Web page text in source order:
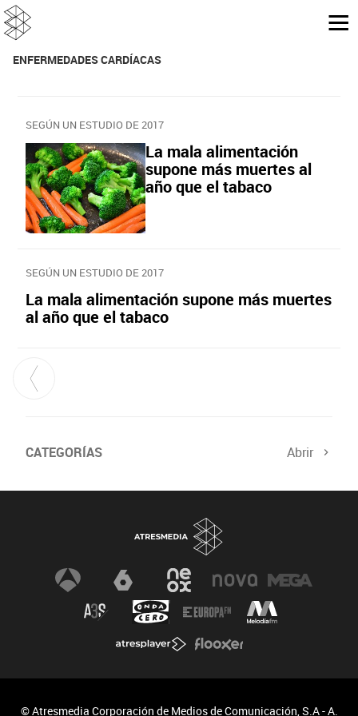
ENFERMEDADES CARDÍACAS
SEGÚN UN ESTUDIO DE 2017
La mala alimentación
supone más muertes al
año que el tabaco
SEGÚN UN ESTUDIO DE 2017
La mala alimentación supone más muertes
al año que el tabaco
CATEGORÍAS Abrir
© Atresmedia Corporación de Medios de Comunicación, S.A - A.